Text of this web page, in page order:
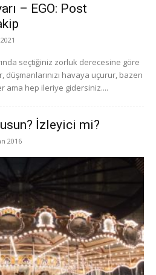
– EGO: Post
seçtiğiniz zorluk derecesine göre
düşmanlarınızı havaya uçurur, bazen
ama hep ileriye gidersiniz....
İzleyici mi?
2016